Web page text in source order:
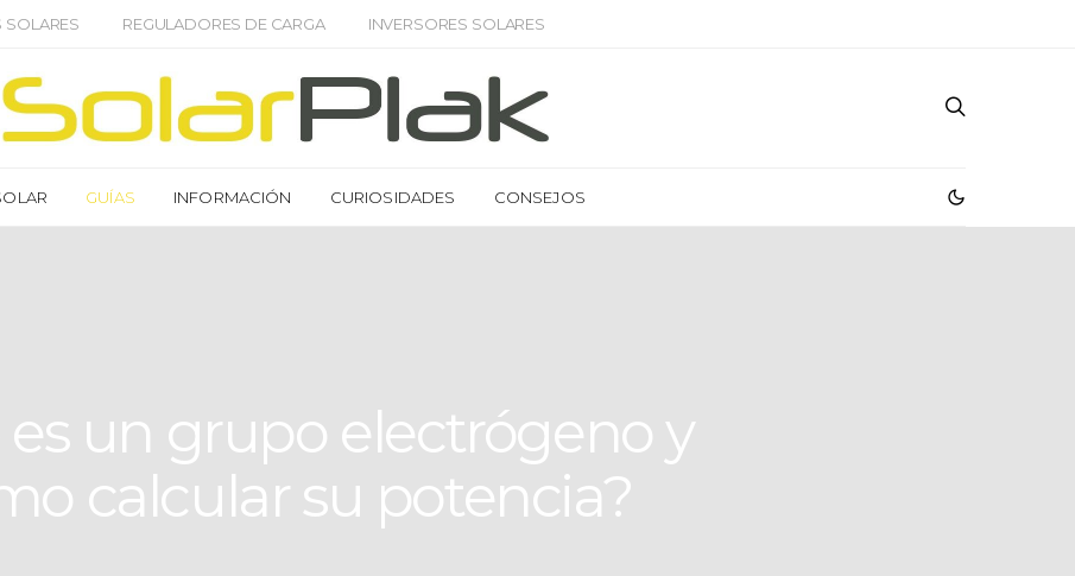
SOLARES REGULADORES DE CARGA INVERSORES SOLARES
GUÍAS INFORMACIÓN CURIOSIDADES CONSEJOS
es un grupo electrógeno y
calcular su potencia?